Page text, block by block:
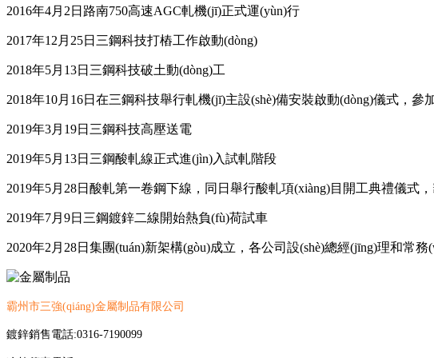
2016年4月2 日路南750高速AGC軋機(jī)正式運(yùn)行
2017年12月25日三鋼科技打樁工作啟動(dòng)
2018年5月13日三鋼科技破土動(dòng)工
2018年10月16日在三鋼科技舉行軋機(jī)主設(shè)備安裝啟動(dòng)儀式，
2019年3月19日三鋼科技高壓送電
2019年5月13日三鋼酸軋線正式進(jìn)入試軋階段
2019年5月28日酸軋第一卷鋼下線，同日舉行酸軋項(xiàng)目開工典禮儀式
2019年7月9日三鋼鍍鋅二線開始熱負(fù)荷試車
2020年2月28日集團(tuán)新架構(gòu)成立，各公司設(shè)總經(jīng)理和常務
霸州市三強(qiáng)金屬制品有限公司
鍍鋅銷售電話:0316-7190099